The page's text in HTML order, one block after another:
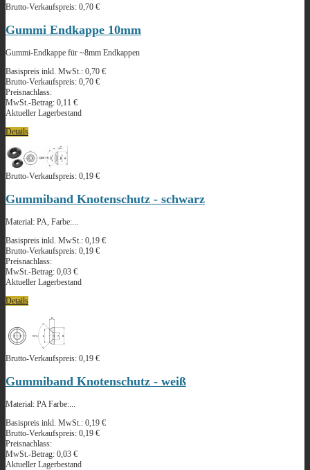
Brutto-Verkaufspreis: 0,70 €
Gummi Endkappe 10mm
Gummi-Endkappe für ~8mm Endkappen
Basispreis inkl. MwSt.: 0,70 €
Brutto-Verkaufspreis: 0,70 €
Preisnachlass:
MwSt.-Betrag: 0,11 €
Aktueller Lagerbestand
Details
Brutto-Verkaufspreis: 0,19 €
Gummiband Knotenschutz - schwarz
Material: PA, Farbe:...
Basispreis inkl. MwSt.: 0,19 €
Brutto-Verkaufspreis: 0,19 €
Preisnachlass:
MwSt.-Betrag: 0,03 €
Aktueller Lagerbestand
Details
Brutto-Verkaufspreis: 0,19 €
Gummiband Knotenschutz - weiß
Material: PA Farbe:...
Basispreis inkl. MwSt.: 0,19 €
Brutto-Verkaufspreis: 0,19 €
Preisnachlass:
MwSt.-Betrag: 0,03 €
Aktueller Lagerbestand